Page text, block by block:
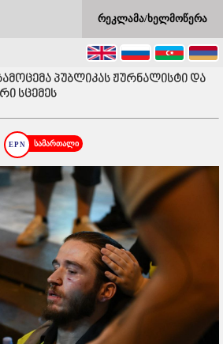
რეკლამა/ხელმოწერა
პუბლიკას ჟურნალისტი და
სცემეს
სამართალი